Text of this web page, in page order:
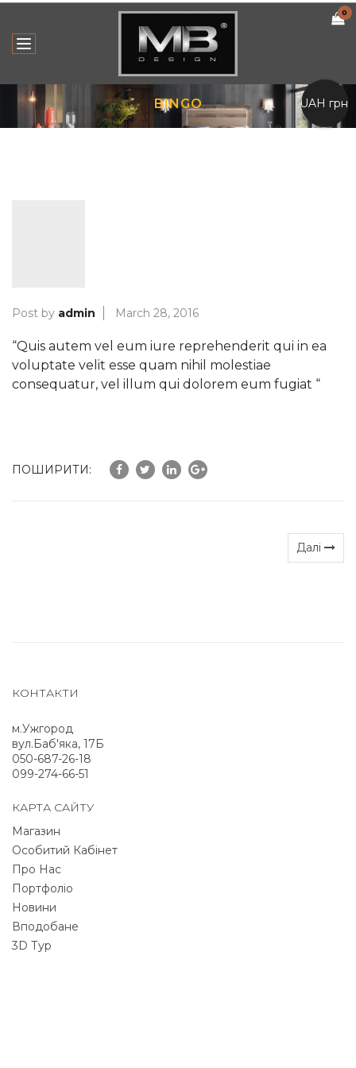
0
BINGO
Post by admin March 28, 2016
“Quis autem vel eum iure reprehenderit qui in ea
voluptate velit esse quam nihil molestiae
consequatur, vel illum qui dolorem eum fugiat “
ПОШИРИТИ:
Далі
КОНТАКТИ
м.Ужгород
вул.Баб'яка, 17Б
050-687-26-18
099-274-66-51
КАРТА САЙТУ
Магазин
Особитий Кабінет
Про Нас
Портфоліо
Новини
Вподобане
3D Тур
UAH грн.